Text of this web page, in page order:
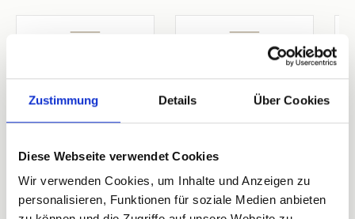
Zustimmung Details Über Cookies
Diese Webseite verwendet Cookies
Wir verwenden Cookies, um Inhalte und Anzeigen zu
personalisieren, Funktionen für soziale Medien anbieten
Breite 170-180 cm
2. Schlafzimmer
Breite 170-180 cm
3 Bewertungen